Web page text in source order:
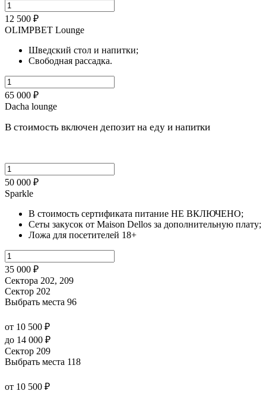
12 500 ₽
OLIMPBET Lounge
Шведский стол и напитки;
Свободная рассадка.
65 000 ₽
Dacha lounge
В стоимость включен депозит на еду и напитки
50 000 ₽
Sparkle
В стоимость сертификата питание НЕ ВКЛЮЧЕНО;
Сеты закусок от Maison Dellos за дополнительную плату;
Ложа для посетителей 18+
35 000 ₽
Сектора 202, 209
Сектор 202
Выбрать места 96
от 10 500 ₽
до 14 000 ₽
Сектор 209
Выбрать места 118
от 10 500 ₽